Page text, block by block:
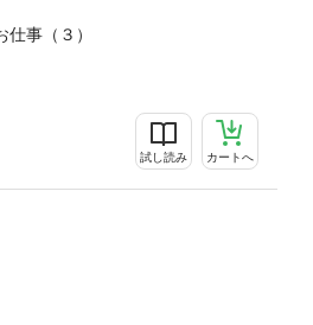
仕事（３）
試し読み カートへ